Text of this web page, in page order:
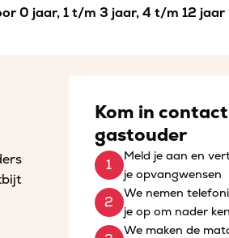
0 jaar, 1 t/m 3 jaar, 4 t/m 12 jaar
Kom in
gastouder
Meld je aan en
je opvangwensen
We nemen
je op om nader
We maken de